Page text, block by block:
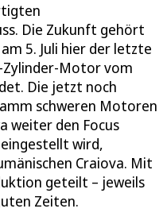
Die Zukunft gehört
5. Juli hier der letzte
Zylinder-Motor vom
Die jetzt noch
schweren Motoren
weiter den Focus
wird,
Craiova. Mit
geteilt – jeweils
Zeiten.